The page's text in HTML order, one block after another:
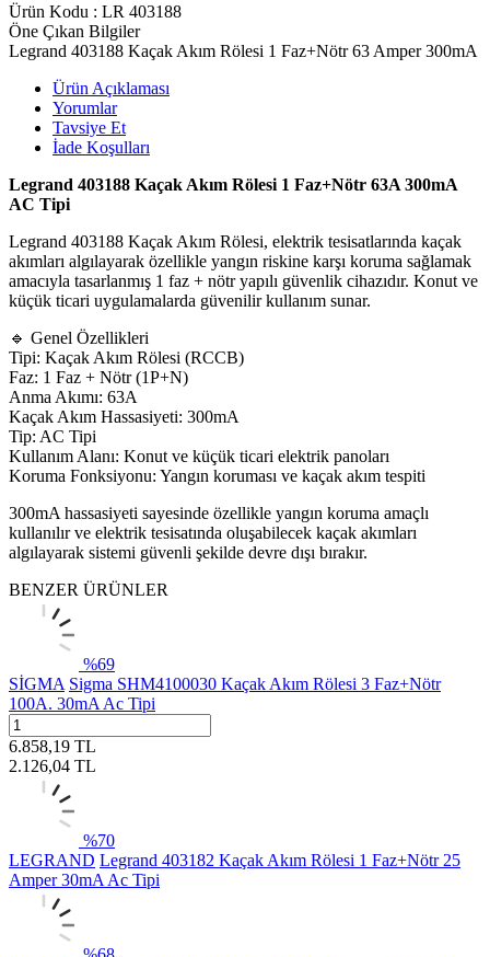
Ürün Kodu : LR 403188
Öne Çıkan Bilgiler
Legrand 403188 Kaçak Akım Rölesi 1 Faz+Nötr 63 Amper 300mA
Ürün Açıklaması
Yorumlar
Tavsiye Et
İade Koşulları
Legrand 403188 Kaçak Akım Rölesi 1 Faz+Nötr 63A 300mA
AC Tipi
Legrand 403188 Kaçak Akım Rölesi, elektrik tesisatlarında kaçak
akımları algılayarak özellikle yangın riskine karşı koruma sağlamak
amacıyla tasarlanmış 1 faz + nötr yapılı güvenlik cihazıdır. Konut ve
küçük ticari uygulamalarda güvenilir kullanım sunar.
🔹 Genel Özellikleri
Tipi: Kaçak Akım Rölesi (RCCB)
Faz: 1 Faz + Nötr (1P+N)
Anma Akımı: 63A
Kaçak Akım Hassasiyeti: 300mA
Tip: AC Tipi
Kullanım Alanı: Konut ve küçük ticari elektrik panoları
Koruma Fonksiyonu: Yangın koruması ve kaçak akım tespiti
300mA hassasiyeti sayesinde özellikle yangın koruma amaçlı
kullanılır ve elektrik tesisatında oluşabilecek kaçak akımları
algılayarak sistemi güvenli şekilde devre dışı bırakır.
BENZER ÜRÜNLER
%69
SİGMA Sigma SHM4100030 Kaçak Akım Rölesi 3 Faz+Nötr
100A. 30mA Ac Tipi
6.858,19 TL
2.126,04 TL
%70
LEGRAND Legrand 403182 Kaçak Akım Rölesi 1 Faz+Nötr 25
Amper 30mA Ac Tipi